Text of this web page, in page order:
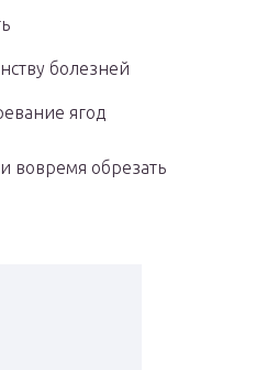
болезней
ягод
вовремя обрезать